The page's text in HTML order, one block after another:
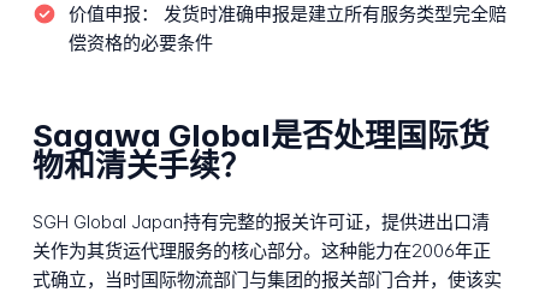
价值申报：
发货时准确申报是建立所有服务类型完全赔
偿资格的必要条件
Sagawa Global是否处理国际货
物和清关手续？
SGH Global Japan持有完整的报关许可证，提供进出口清
关作为其货运代理服务的核心部分。这种能力在2006年正
式确立，当时国际物流部门与集团的报关部门合并，使该实